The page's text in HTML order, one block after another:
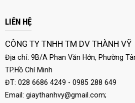
LIÊN HỆ
CÔNG TY TNHH TM DV THÀNH VỸ
Địa chỉ: 9B/A Phan Văn Hớn, Phường
TP.Hồ Chí Minh
ĐT: 028 6686 4249 - 0985 288 649
Email: giaythanhvy@gmail.com;